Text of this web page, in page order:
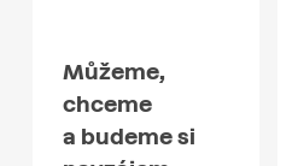
Můžeme,
chceme
a budeme si